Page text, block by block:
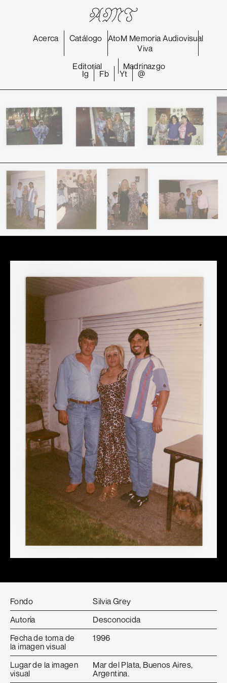
Acerca Catálogo AtoM Memoria
Viva
Audiovisual
Editorial Madrinazgo
Ig Fb Yt @
Fondo
Silvia Grey
Autoría
Desconocida
Fecha de toma de
la imagen visual
1996
Lugar de la imagen
visual
Mar del Plata, Buenos Aires,
Argentina.